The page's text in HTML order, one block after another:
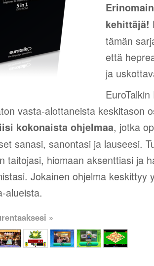
kehittäjä!
tämän
että
ja
vasta-alottaneista keskitason
kokonaista ohjelmaa, jotka
sanasi, sanontasi ja lauseesi.
taitojasi, hiomaan aksenttiasi ja
Jokainen ohjelma keskittyy
alueista.
»